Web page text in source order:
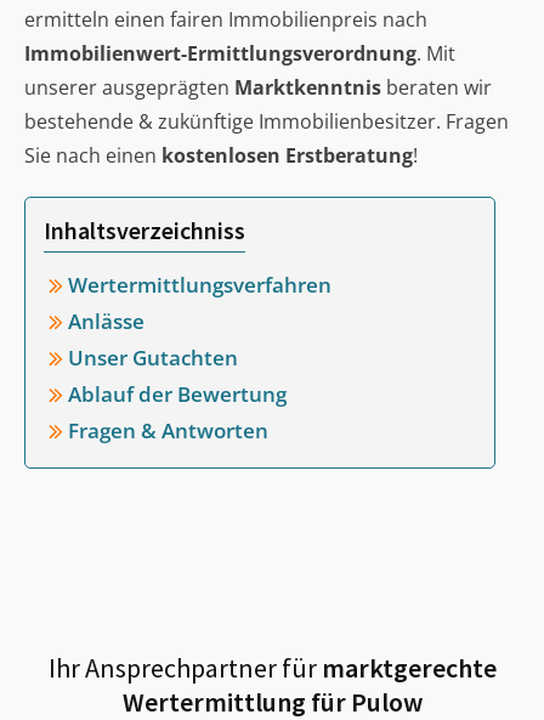
ermitteln einen fairen Immobilienpreis nach
Immobilienwert-Ermittlungsverordnung. Mit
unserer ausgeprägten Marktkenntnis beraten wir
bestehende & zukünftige Immobilienbesitzer. Fragen
Sie nach einen kostenlosen Erstberatung!
Inhaltsverzeichniss
Wertermittlungsverfahren
Anlässe
Unser Gutachten
Ablauf der Bewertung
Fragen & Antworten
Ihr Ansprechpartner fürmarktgerechte
Wertermittlung für Pulow